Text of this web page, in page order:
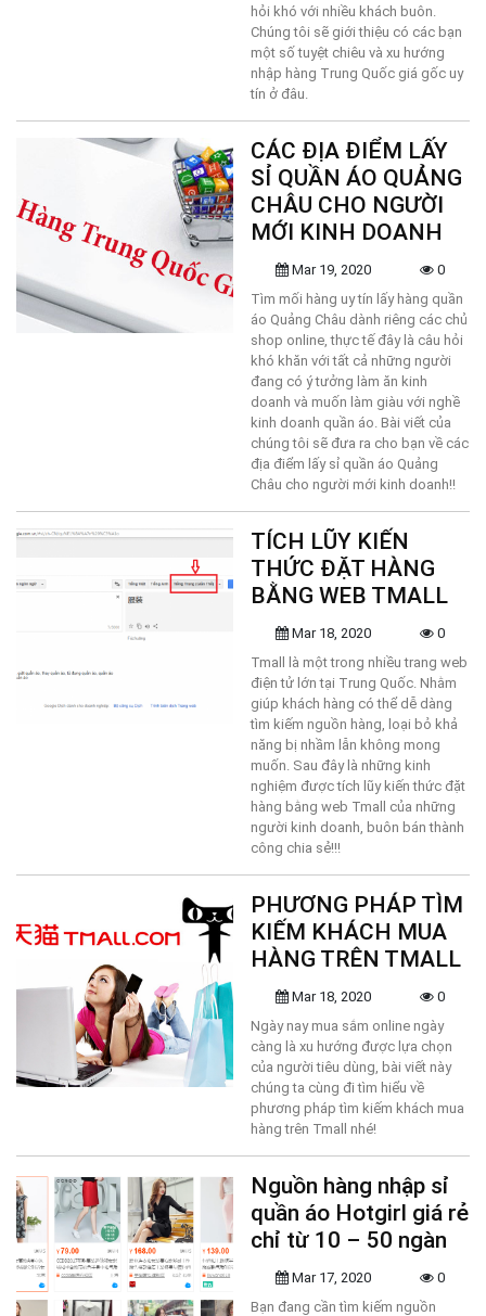
hỏi khó với nhiều khách buôn.
Chúng tôi sẽ giới thiệu có các bạn
một số tuyệt chiêu và xu hướng
nhập hàng Trung Quốc giá gốc uy
tín ở đâu.
CÁC ĐỊA ĐIỂM LẤY
SỈ QUẦN ÁO QUẢNG
CHÂU CHO NGƯỜI
MỚI KINH DOANH
Mar 19, 2020
0
Tìm mối hàng uy tín lấy hàng quần
áo Quảng Châu dành riêng các chủ
shop online, thực tế đây là câu hỏi
khó khăn với tất cả những người
đang có ý tưởng làm ăn kinh
doanh và muốn làm giàu với nghề
kinh doanh quần áo. Bài viết của
chúng tôi sẽ đưa ra cho bạn về các
địa điểm lấy sỉ quần áo Quảng
Châu cho người mới kinh doanh!!
TÍCH LŨY KIẾN
THỨC ĐẶT HÀNG
BẰNG WEB TMALL
Mar 18, 2020
0
Tmall là một trong nhiều trang web
điện tử lớn tại Trung Quốc. Nhằm
giúp khách hàng có thể dễ dàng
tìm kiếm nguồn hàng, loại bỏ khả
năng bị nhầm lẫn không mong
muốn. Sau đây là những kinh
nghiệm được tích lũy kiến thức đặt
hàng bằng web Tmall của những
người kinh doanh, buôn bán thành
công chia sẻ!!!
PHƯƠNG PHÁP TÌM
KIẾM KHÁCH MUA
HÀNG TRÊN TMALL
Mar 18, 2020
0
Ngày nay mua sắm online ngày
càng là xu hướng được lựa chọn
của người tiêu dùng, bài viết này
chúng ta cùng đi tìm hiểu về
phương pháp tìm kiếm khách mua
hàng trên Tmall nhé!
Nguồn hàng nhập sỉ
quần áo Hotgirl giá rẻ
chỉ từ 10 – 50 ngàn
Mar 17, 2020
0
Bạn đang cần tìm kiếm nguồn